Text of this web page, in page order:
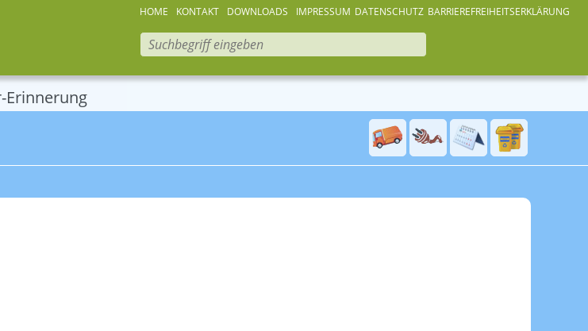
Erinnerung
HOME KONTAKT DOWNLOADS IMPRESSUM DATENSCHUTZ BARRIEREFREIHEITSERKLÄRUNG